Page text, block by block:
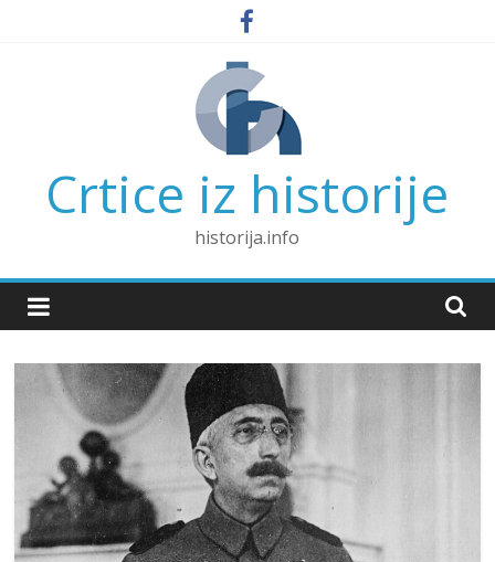
Crtice iz historije
historija.info